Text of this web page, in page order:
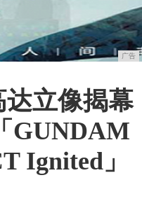
广告
达立像揭幕
GUNDAM
Ignited」